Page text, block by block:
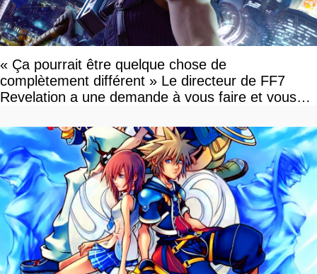
« Ça pourrait être quelque chose de
complètement différent » Le directeur de FF7
Revelation a une demande à vous faire et vous